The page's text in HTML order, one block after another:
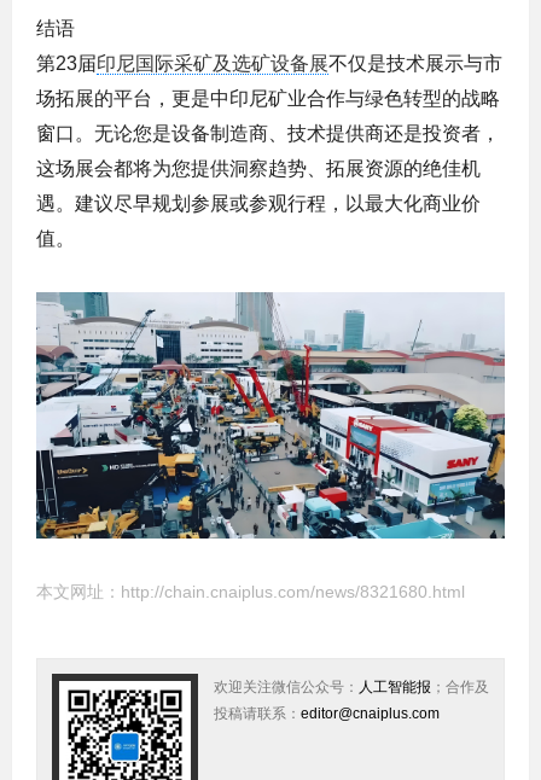
结语
第23届印尼国际采矿及选矿设备展不仅是技术展示与市
场拓展的平台，更是中印尼矿业合作与绿色转型的战略
窗口。无论您是设备制造商、技术提供商还是投资者，
这场展会都将为您提供洞察趋势、拓展资源的绝佳机
遇。建议尽早规划参展或参观行程，以最大化商业价
值。
本文网址： http://chain.cnaiplus.com/news/8321680.html
欢迎关注微信公众号： 人工智能报 ；合作及
投稿请联系： editor@cnaiplus.com